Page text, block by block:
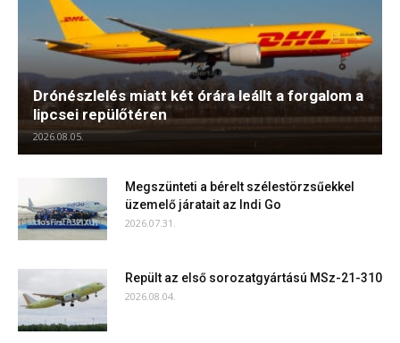
Drónészlelés miatt két órára leállt a forgalom a
lipcsei repülőtéren
2026.08.05.
Megszünteti a bérelt szélestörzsűekkel
üzemelő járatait az Indi Go
2026.07.31.
Repült az első sorozatgyártású MSz-21-310
2026.08.04.